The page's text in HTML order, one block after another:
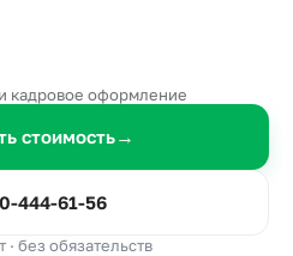
кадровое оформление
стоимость→
444-61-56
без обязательств